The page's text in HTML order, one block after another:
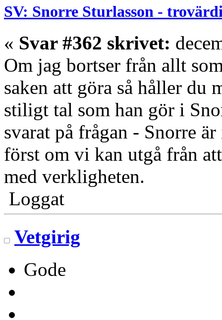
SV: Snorre Sturlasson -
« Svar #362 skrivet:
Om jag bortser från allt
saken att göra så håller du
stiligt tal som han gör i
svarat på frågan - Snorre
först om vi kan utgå från
med verkligheten.
Loggat
Vetgirig
Gode